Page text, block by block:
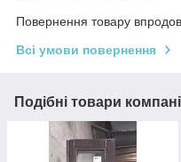
Повернення товару
Всі умови повернення
Подібні товари